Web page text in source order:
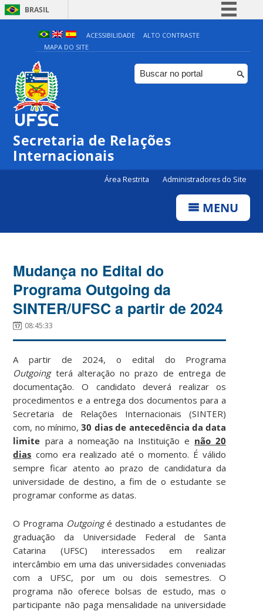
BRASIL
Simplifique!
Comunica BR
Participe
ACESSIBILIDADE
ALTO CONTRASTE
MAPA DO SITE
Secretaria de Relações
Internacionais
Área Restrita Administradores do Site
MENU
Mudança no Edital do
Programa Outgoing da
SINTER/UFSC a partir de 2024
08:45:33
A partir de 2024, o edital do Programa
Outgoingterá alteração no prazo de entrega de
documentação. O candidato deverá realizar os
procedimentos e a entrega dos documentos para a
Secretaria de Relações Internacionais (SINTER)
com, no mínimo,30 dias de antecedência da data
limite para a nomeação na Instituição e não 20
dias como era realizado até o momento. É válido
sempre ficar atento ao prazo de candidatura da
universidade de destino, a fim de o estudante se
programar conforme as datas.
O Programa Outgoingé destinado a estudantes de
graduação da Universidade Federal de Santa
Catarina (UFSC) interessados em realizar
intercâmbio em uma das universidades conveniadas
com a UFSC, por um ou dois semestres. O
programa não oferece bolsas de estudo, mas o
participante não paga mensalidade na universidade